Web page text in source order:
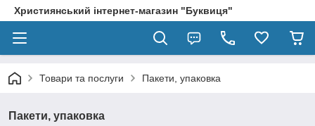
Християнський інтернет-магазин "Буквиця"
Товари та послуги Пакети, упаковка
Пакети, упаковка